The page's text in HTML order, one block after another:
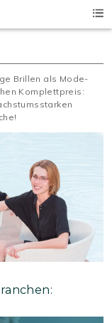
Brillen als Mode-
Komplettpreis: